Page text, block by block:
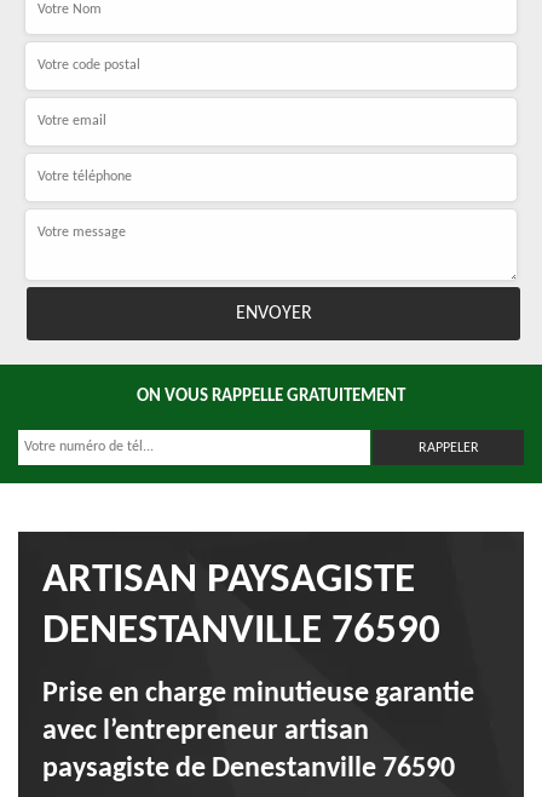
ON VOUS RAPPELLE GRATUITEMENT
ARTISAN PAYSAGISTE
DENESTANVILLE 76590
Prise en charge minutieuse garantie
avec l’entrepreneur artisan
paysagiste de Denestanville 76590